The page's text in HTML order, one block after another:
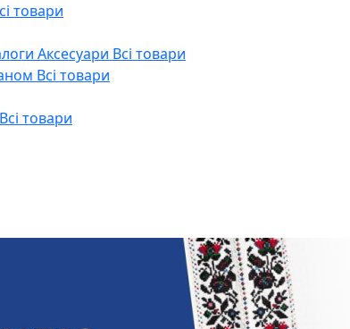
товари
Аксесуари Всі товари
Всі товари
Всі товари